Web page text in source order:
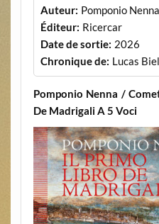
Auteur: Pomponio
Éditeur: Ricercar
Date de sortie: 2026
Chronique de: Lucas
Pomponio Nenna /
De Madrigali A 5 Voci